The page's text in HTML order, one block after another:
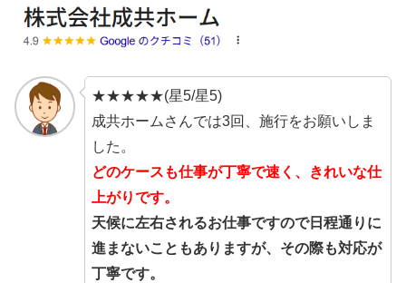
★★★★★(星5/星5)
成共ホームさんでは3回、施行をお願いしま
した。
どのケースも仕事が丁寧で速く、きれいな仕
上がりです。
天候に左右されるお仕事ですので日程通りに
進まないこともありますが、その際も対応が
丁寧です。